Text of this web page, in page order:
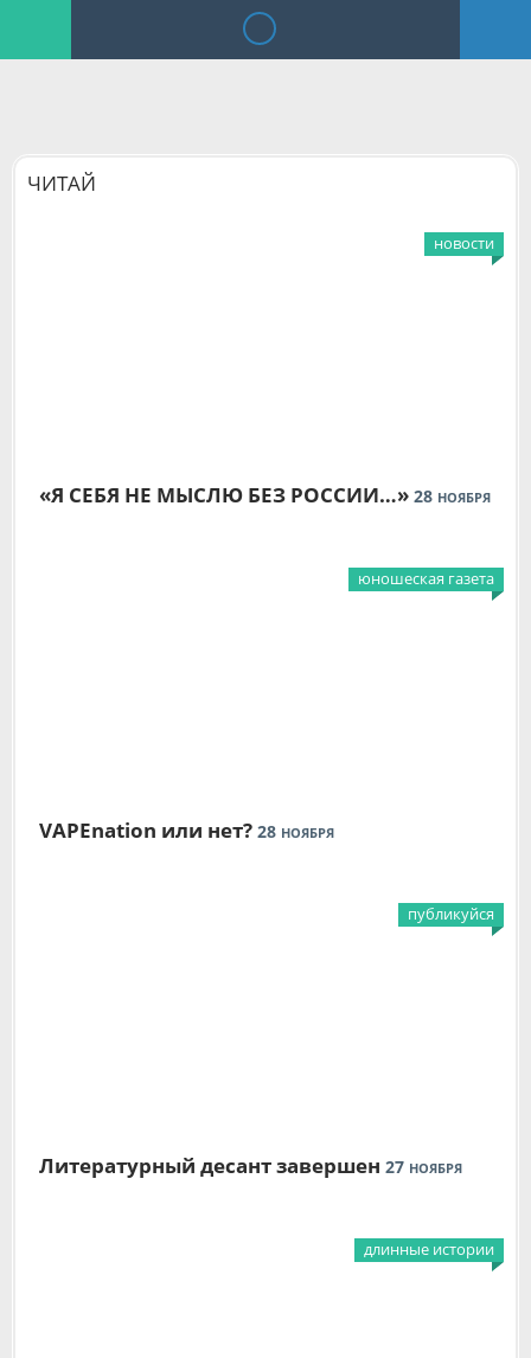
ЧИТАЙ
новости
«Я СЕБЯ НЕ МЫСЛЮ БЕЗ РОССИИ…» 28 НОЯБРЯ
юношеская газета
VAPEnation или нет? 28 НОЯБРЯ
публикуйся
Литературный десант завершен 27 НОЯБРЯ
длинные истории